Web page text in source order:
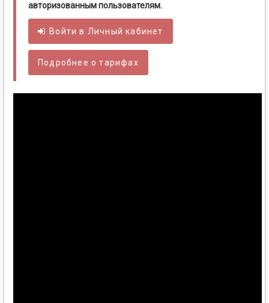
авторизованным пользователям.
Войти в Личный кабинет
Подробнее о тарифах